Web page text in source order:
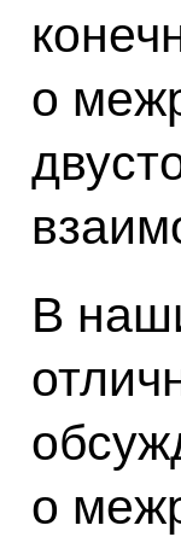
о
В
о